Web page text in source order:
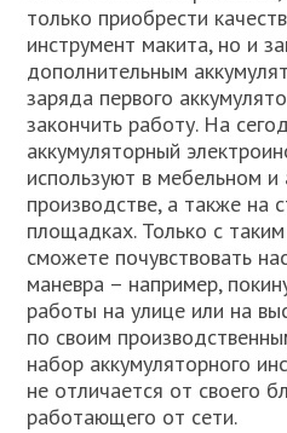
только приобрести
инструмент макита, но и
дополнительным
заряда первого
закончить работу. На
аккумуляторный
используют в мебельном
производстве, а также на
площадках. Только с
сможете почувствовать
маневра – например,
работы на улице или на
по своим
набор аккумуляторного
не отличается от своего
работающего от сети.